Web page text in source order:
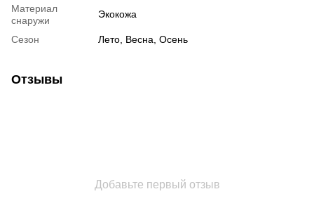
Материал
снаружи
Экокожа
Сезон Лето, Весна, Осень
Отзывы
Добавьте первый отзыв